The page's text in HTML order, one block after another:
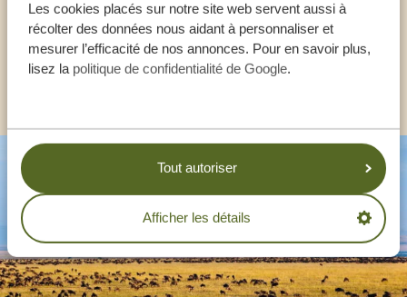
Les cookies placés sur notre site web servent aussi à
récolter des données nous aidant à personnaliser et
mesurer l’efficacité de nos annonces. Pour en savoir plus,
lisez la politique de confidentialité de Google.
Tout autoriser
Afficher les détails
FR:+33 257 28 0079